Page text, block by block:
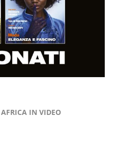
IN VIDEO